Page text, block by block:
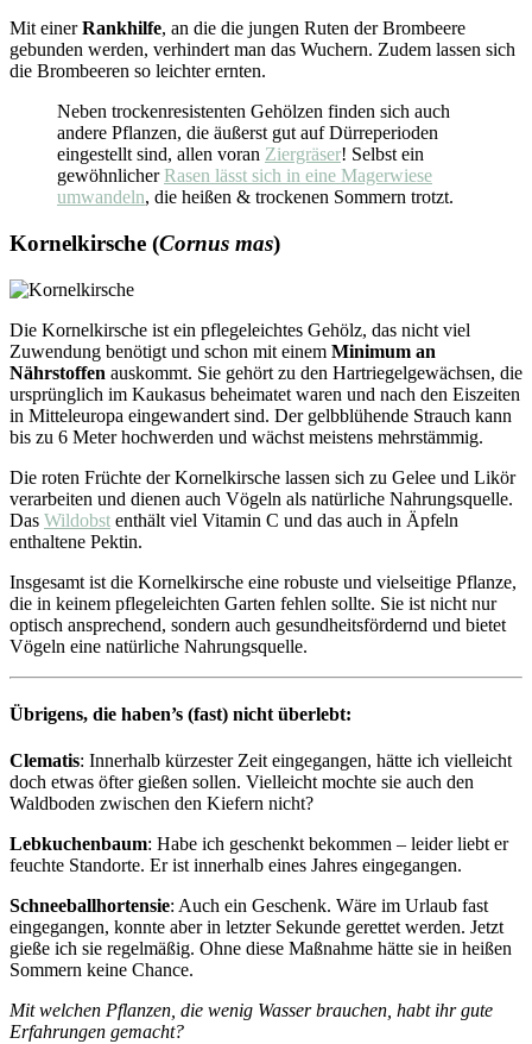
Mit einerRankhilfe, an die die jungen Ruten der Brombeere
gebunden werden, verhindert man das Wuchern. Zudem lassen sich
die Brombeeren so leichter ernten.
Neben trockenresistenten Gehölzen finden sich auch
andere Pflanzen, die äußerst gut auf Dürreperioden
eingestellt sind, allen voran Ziergräser! Selbst ein
gewöhnlicherRasen lässt sich in eine Magerwiese
umwandeln, die heißen & trockenen Sommern trotzt.
Kornelkirsche (Cornus mas)
Die Kornelkirsche ist ein pflegeleichtes Gehölz, das nicht viel
Zuwendung benötigt und schon mit einem Minimum an
Nährstoffen auskommt. Sie gehört zu den Hartriegelgewächsen, die
ursprünglich im Kaukasus beheimatet waren und nach den Eiszeiten
in Mitteleuropa eingewandert sind. Der gelbblühende Strauch kann
bis zu 6 Meter hochwerden und wächst meistens mehrstämmig.
Die roten Früchte der Kornelkirsche lassen sich zu Gelee und Likör
verarbeiten und dienen auch Vögeln als natürliche Nahrungsquelle.
Das Wildobst enthält viel Vitamin C und das auch in Äpfeln
enthaltene Pektin.
Insgesamt ist die Kornelkirsche eine robuste und vielseitige Pflanze,
die in keinem pflegeleichten Garten fehlen sollte. Sie ist nicht nur
optisch ansprechend, sondern auch gesundheitsfördernd und bietet
Vögeln eine natürliche Nahrungsquelle.
Übrigens, die haben’s (fast) nicht überlebt:
Clematis: Innerhalb kürzester Zeit eingegangen, hätte ich vielleicht
doch etwas öfter gießen sollen. Vielleicht mochte sie auch den
Waldboden zwischen den Kiefern nicht?
Lebkuchenbaum: Habe ich geschenkt bekommen – leider liebt er
feuchte Standorte. Er ist innerhalb eines Jahres eingegangen.
Schneeballhortensie: Auch ein Geschenk. Wäre im Urlaub fast
eingegangen, konnte aber in letzter Sekunde gerettet werden. Jetzt
gieße ich sie regelmäßig. Ohne diese Maßnahme hätte sie in heißen
Sommern keine Chance.
Mit welchen Pflanzen, die wenig Wasser brauchen, habt ihr gute
Erfahrungen gemacht?